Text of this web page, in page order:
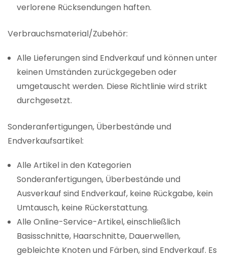
verlorene Rücksendungen haften.
Verbrauchsmaterial/Zubehör:
Alle Lieferungen sind Endverkauf und können unter
keinen Umständen zurückgegeben oder
umgetauscht werden. Diese Richtlinie wird strikt
durchgesetzt.
Sonderanfertigungen, Überbestände und
Endverkaufsartikel:
Alle Artikel in den Kategorien
Sonderanfertigungen, Überbestände und
Ausverkauf sind Endverkauf, keine Rückgabe, kein
Umtausch, keine Rückerstattung.
Alle Online-Service-Artikel, einschließlich
Basisschnitte, Haarschnitte, Dauerwellen,
gebleichte Knoten und Färben, sind Endverkauf. Es